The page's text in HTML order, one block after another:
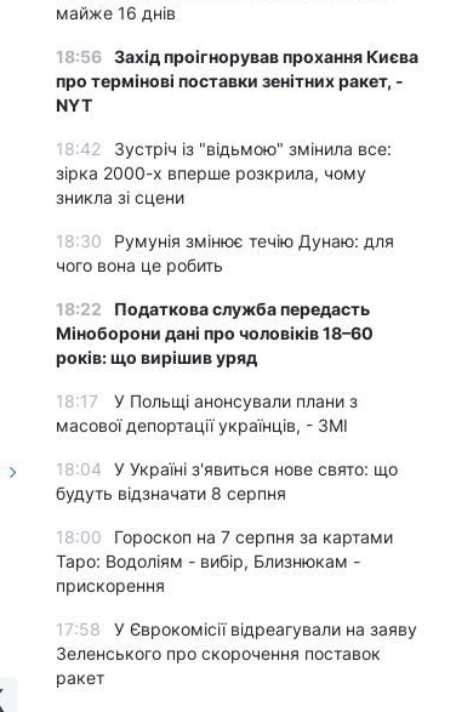
майже 16 днів
18:56 Захід проігнорував прохання Києва
про термінові поставки зенітних ракет, -
NYT
18:42
Зустріч із "відьмою" змінила все:
зірка 2000-х вперше розкрила, чому
зникла зі сцени
18:30
Румунія змінює течію Дунаю: для
чого вона це робить
18:22
Податкова служба передасть
Міноборони дані про чоловіків 18–60
років: що вирішив уряд
18:17
У Польщі анонсували плани з
масової депортації українців, - ЗМІ
18:04
У Україні з'явиться нове свято: що
будуть відзначати 8 серпня
18:00
Гороскоп на 7 серпня за картами
Таро: Водоліям - вибір, Близнюкам -
прискорення
17:58
У Єврокомісії відреагували на заяву
Зеленського про скорочення поставок
ракет